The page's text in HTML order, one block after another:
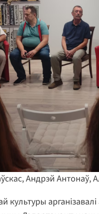
Андрэй Антонаў,
культуры